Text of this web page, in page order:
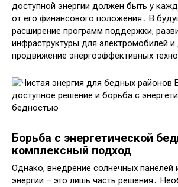
доступной энергии должен быть у
от его финансового положения․ В
расширение программ поддержки,
инфраструктуры для электромобилей
продвижение энергоэффективных
Борьба с энергетической
комплексный подход
Однако, внедрение солнечных панелей
энергии – это лишь часть решения․